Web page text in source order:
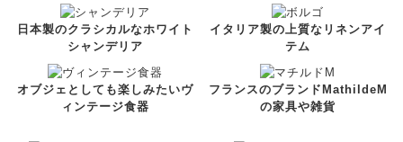
日本製のクラシカルなホワイト
シャンデリア
イタリア製の上質なリネンアイ
テム
オブジェとしても楽しみたいヴ
ィンテージ食器
フランスのブランドMathildeM
の家具や雑貨